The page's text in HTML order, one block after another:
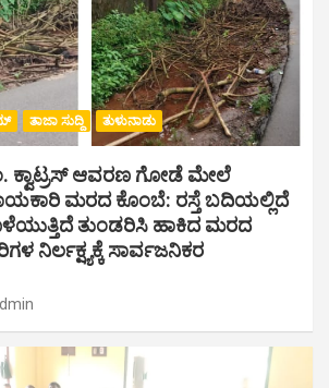
ತಾಜಾ ಸುದ್ದಿ ತುಳುನಾಡು
ಕ್ವಾಟ್ರಸ್ ಆವರಣ ಗೋಡೆ ಮೇಲೆ
ಮರದ ಕೊಂಬೆ: ರಸ್ತೆ ಬದಿಯಲ್ಲಿದೆ
ತುಂಡರಿಸಿ ಹಾಕಿದ ಮರದ
ನಿರ್ಲಕ್ಷ್ಯಕ್ಕೆ ಸಾರ್ವಜನಿಕರ